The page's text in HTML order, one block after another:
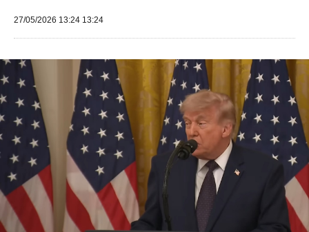
27/05/2026 13:24 13:24